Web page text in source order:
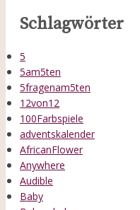
Schlagwörter
5
5am5ten
5fragenam5ten
12von12
100Farbspiele
adventskalender
AfricanFlower
Anywhere
Audible
Baby